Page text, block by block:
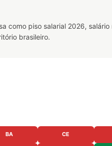
como piso salarial 2026,
brasileiro.
BA CE